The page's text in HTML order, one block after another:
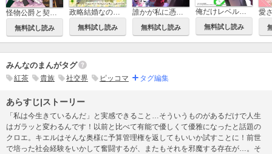
怪物公爵と契約公女
無料試し読み
政略結婚なのにどうして執着するのですか？
無料試し読み
誰かが私に憑依した
無料試し読み
俺だけレベルアップな件
無料試し読み
みんなのまんがタグ
紅茶 貴族 社交界 ピッコマ タグ編集
あらすじ|ストーリー
「私は今生きているんだ」と実感できること…そういうものがあるだけで人生
はガラッと変わるんです！以前と比べて有能で優しくて優雅になったと話題の
クロエ。キエルはそんな奥様に予算管理権を返してもいいか試すことに！前世
で培った社会経験をいかして奮闘するが、またもそれを邪魔する存在が…。そ